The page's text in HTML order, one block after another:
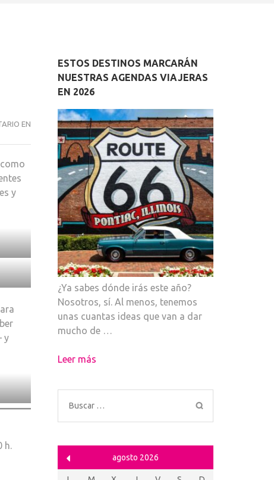
ENLA
PIRAGUAS
y
y
h.
ESTOS DESTINOS MARCARÁN
NUESTRAS AGENDAS VIAJERAS
EN 2026
¿Ya sabes dónde irás este año?
Nosotros, sí. Al menos, tenemos
unas cuantas ideas que van a dar
mucho de …
Leer más
Buscar:
agosto 2026